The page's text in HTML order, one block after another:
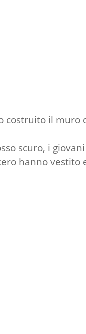
il muro
scuro, i
hanno vestito